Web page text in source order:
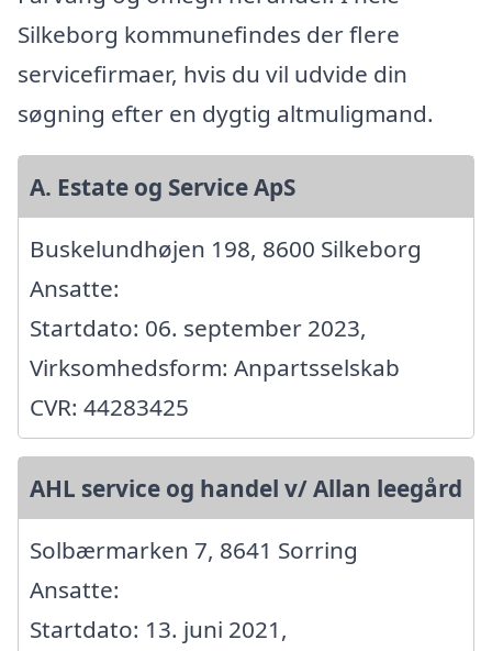
Silkeborg kommunefindes der flere
servicefirmaer, hvis du vil udvide din
søgning efter en dygtig altmuligmand.
A. Estate og Service ApS
Buskelundhøjen 198, 8600 Silkeborg
Ansatte:
Startdato: 06. september 2023,
Virksomhedsform: Anpartsselskab
CVR: 44283425
AHL service og handel v/ Allan leegård
Solbærmarken 7, 8641 Sorring
Ansatte:
Startdato: 13. juni 2021,